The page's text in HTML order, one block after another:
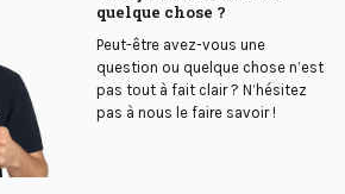
quelque chose ?
Peut-être avez-vous une
question ou quelque chose n’est
pas tout à fait clair ? N’hésitez
pas à nous le faire savoir !